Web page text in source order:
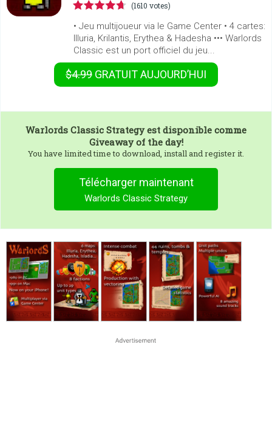
(1610 votes)
• Jeu multijoueur via le Game Center • 4 cartes:
Illuria, Krilantis, Erythea & Hadesha ••• Warlords
Classic est un port officiel du jeu...
$4.99 GRATUITAUJOURD’HUI
Warlords Classic Strategyest disponible comme
Giveaway of the day!
You have limited time to download, install and register it.
Télécharger maintenant
Warlords Classic Strategy